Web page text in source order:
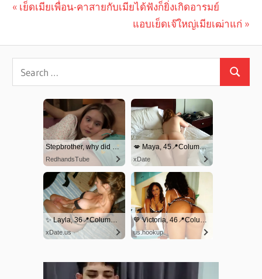
navigation
Previous
เย็ดเมียเพื่อน-คาสายกับเมียได้ฟังก็ยิ่งเกิดอารมย์
Next
แอบเย็ดเจ๊ใหญ่เมียเฒ่าแก่